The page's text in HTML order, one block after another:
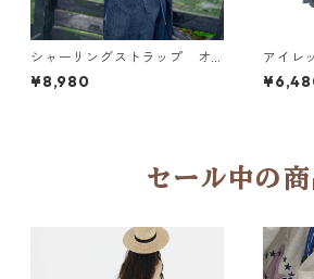
シャーリングストラップ オ
ーバーオール N CP021
¥8,980
アイレ
ングス
セール中の